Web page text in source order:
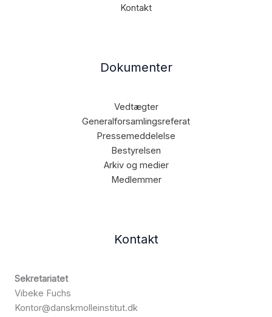
Kontakt
Dokumenter
Vedtægter
Generalforsamlingsreferat
Pressemeddelelse
Bestyrelsen
Arkiv og medier
Medlemmer
Kontakt
Sekretariatet
Vibeke Fuchs
Kontor@danskmolleinstitut.dk